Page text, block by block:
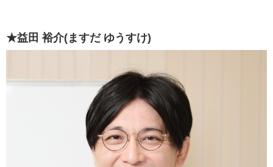
★益田 裕介(ますだ ゆうすけ)